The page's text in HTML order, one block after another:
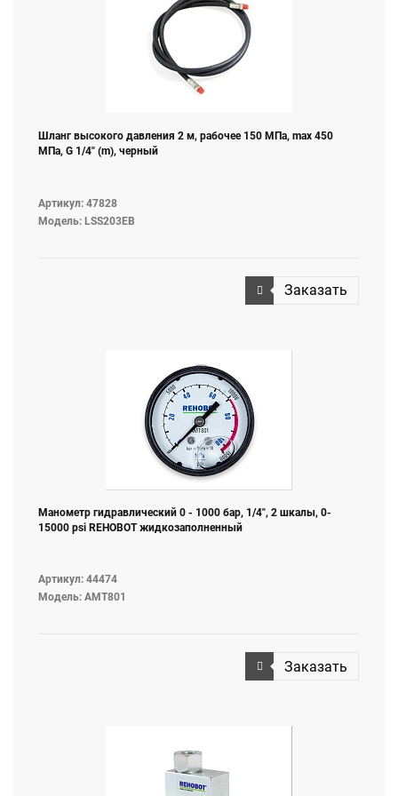
Шланг высокого давления 2 м, рабочее 150 МПа, max 450
МПа, G 1/4" (m), черный
Артикул: 47828
Модель: LSS203EB
Заказать
Манометр гидравлический 0 - 1000 бар, 1/4", 2 шкалы, 0-
15000 psi REHOBOT жидкозаполненный
Артикул: 44474
Модель: AMT801
Заказать